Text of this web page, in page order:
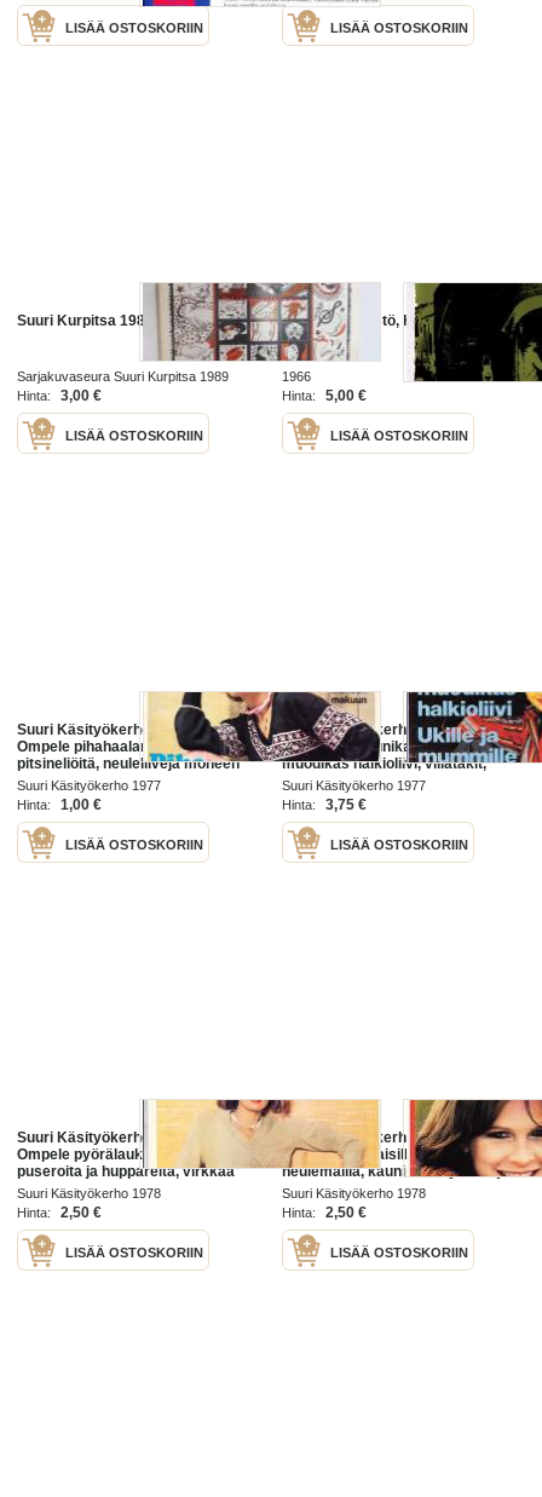
LISÄÄ OSTOSKORIIN LISÄÄ OSTOSKORIIN
Suuri Kurpitsa 1989 nr 2 (25.)
Sarjakuvaseura Suuri Kurpitsa 1989
Hinta:
3,00 €
LISÄÄ OSTOSKORIIN
Suuri junaryöstö, Henry Kolarz
1966
Hinta:
5,00 €
LISÄÄ OSTOSKORIIN
Suuri Käsityökerho 10/1977.
Ompele pihahaalarit, virkkaa
pitsineliöitä, neuleliivejä moneen
makuun. EI KAAVA-ARKKIA.
Suuri Käsityökerho 1977
Hinta:
1,00 €
LISÄÄ OSTOSKORIIN
Suuri Käsityökerho 3/1977.
Ompele folk-tunika, neulo
muodikas halkioliivi, villatakit,
kirjekuorilaukut. Sisältää kaava-
arkin 3/77.
Suuri Käsityökerho 1977
Hinta:
3,75 €
LISÄÄ OSTOSKORIIN
Suuri Käsityökerho 7/1978.
Ompele pyörälaukku, neulo
puseroita ja huppareita, virkkaa
hartiahuivi. Mukana kaava-arkki 49
unelmayöpaitoja jne. Katso sisältö
kuvasta.
Suuri Käsityökerho 1978
Hinta:
2,50 €
LISÄÄ OSTOSKORIIN
Suuri Käsityökerho 9/1978.
Ompelekoululaisille toppatakki,20
neulemallia, kauniita räsymattoja.
Mukana kaava-arkki 51 hameita
jne. Katso sisältö kuvasta.
Suuri Käsityökerho 1978
Hinta:
2,50 €
LISÄÄ OSTOSKORIIN